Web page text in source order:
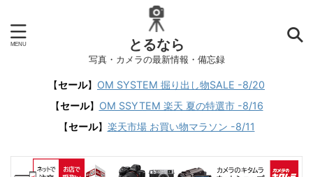
とるなら
写真・カメラの最新情報・備忘録
【セール】 OM SYSTEM 掘り出し物SALE -8/20
【セール】 OM SSYTEM 楽天 夏の特選市 -8/16
【セール】 楽天市場 お買い物マラソン -8/11